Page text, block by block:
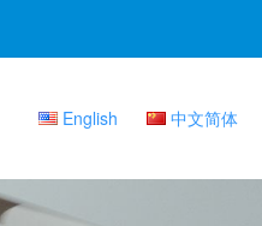
English 中文简体